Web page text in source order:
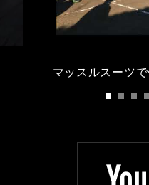
マッスルスーツ